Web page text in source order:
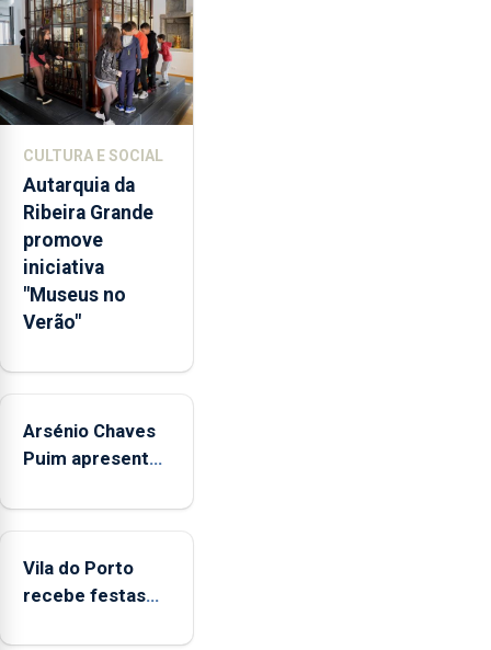
doméstica,
através
da
promoção
de
emocionais
e
sociais
junto
das
crianças
CULTURA E SOCIAL
Autarquia da
Ribeira Grande
promove
iniciativa
"Museus no
Verão"
Arsénio Chaves
Puim apresenta
Biblioteca de
Vila do Porto
recebe festas